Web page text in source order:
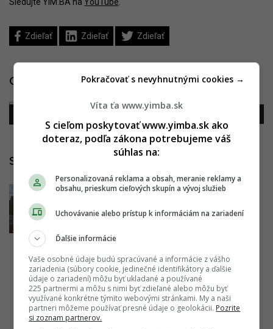
Zdieľať Zdieľať Zdieľať
Galéria
Súvisiace články
Výhľady z Nivy Tower
14.02.2019 14:15:00 ADRIAN GUBČO
Výhľad z Eurovea Tower
30.07.2018 08:45:00 ADRIAN GUBČO
Na návšteve v UniQ Staromestská (+ výhľady)
Víta ťa www.yimba.sk
S cieľom poskytovať www.yimba.sk ako
doteraz, podľa zákona potrebujeme váš
súhlas na:
Personalizovaná reklama a obsah, meranie reklamy a
obsahu, prieskum cieľových skupín a vývoj služieb
Uchovávanie alebo prístup k informáciám na zariadení
Ďalšie informácie
Vaše osobné údaje budú spracúvané a informácie z vášho
zariadenia (súbory cookie, jedinečné identifikátory a ďalšie
údaje o zariadení) môžu byť ukladané a používané
225 partnermi a môžu s nimi byť zdieľané alebo môžu byť
využívané konkrétne týmito webovými stránkami. My a naši
partneri môžeme používať presné údaje o geolokácii. Pozrite
si zoznam partnerov.
Pokračovať s nevyhnutnými cookies →